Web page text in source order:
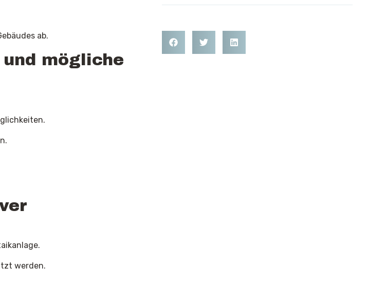
ab.
mögliche
werden.